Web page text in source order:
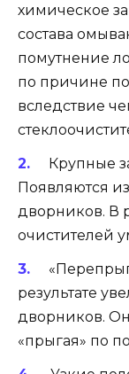
химическое
состава
помутнение
по причине
вследствие
Крупные
Появляются
дворников. В
очистителей
результате
дворников.
«прыгая» по